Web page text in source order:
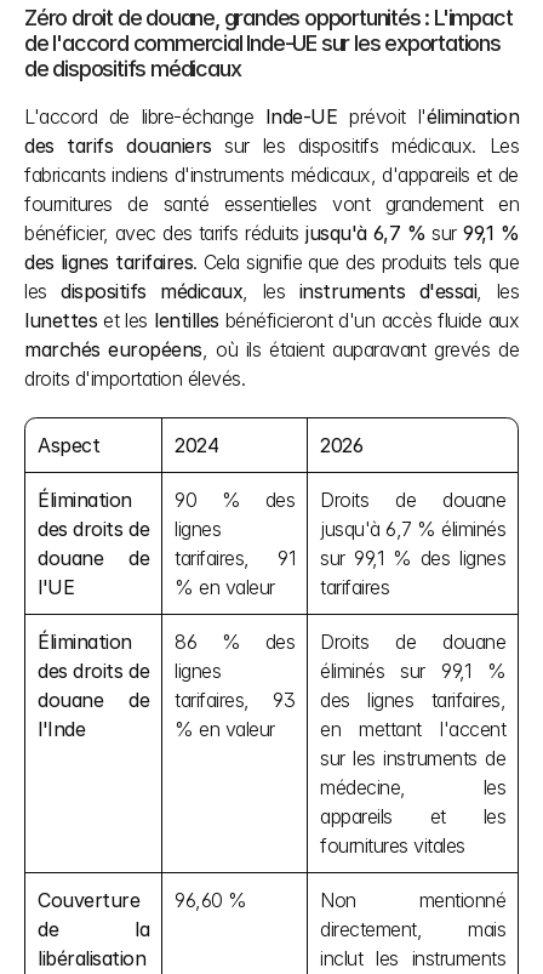
Zéro droit de douane, grandes opportunités : L'impact
de l'accord commercial Inde-UE sur les exportations
de dispositifs médicaux
L'accord de libre-échange Inde-UE prévoit l'élimination
des tarifs douaniers sur les dispositifs médicaux. Les
fabricants indiens d'instruments médicaux, d'appareils et de
fournitures de santé essentielles vont grandement en
bénéficier, avec des tarifs réduits jusqu'à 6,7 % sur 99,1 %
des lignes tarifaires. Cela signifie que des produits tels que
les dispositifs médicaux, les instruments d'essai
lunettes et les lentilles
marchés européens, où ils étaient auparavant grevés de
droits d'importation élevés.
Aspect 2024 2026
Élimination
des droits de
douane de
l'UE
90 % des
lignes
tarifaires, 91
% en valeur
Droits de douane
jusqu'à 6,7 % éliminés
sur 99,1 % des lignes
tarifaires
Élimination
des droits de
douane de
l'Inde
86 % des
lignes
tarifaires, 93
% en valeur
Droits de douane
éliminés sur 99,1 %
des lignes tarifaires,
en mettant l'accent
sur les instruments de
médecine, les
appareils et les
fournitures vitales
Couverture
de la
libéralisation
96,60 %
Non mentionné
directement, mais
inclut les instruments